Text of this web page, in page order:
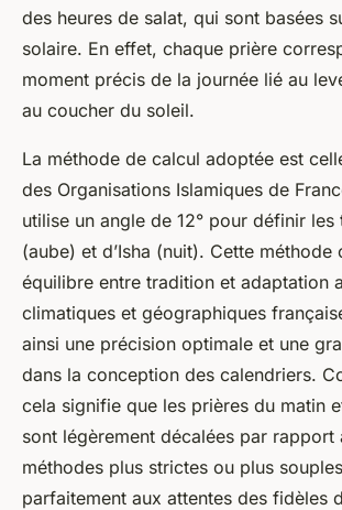
des heures de salat, qui sont basées
solaire. En effet, chaque prière
moment précis de la journée lié au
au coucher du soleil.
La méthode de calcul adoptée est
des Organisations Islamiques de
utilise un angle de 12° pour définir les
(aube) et d’Isha (nuit). Cette méthode
équilibre entre tradition et adaptation
climatiques et géographiques
ainsi une précision optimale et une
dans la conception des calendriers.
cela signifie que les prières du matin
sont légèrement décalées par rapport
méthodes plus strictes ou plus
parfaitement aux attentes des fidèles